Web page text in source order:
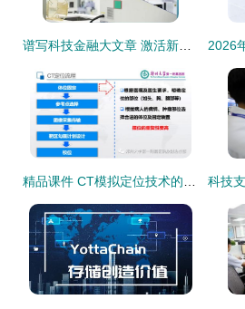
谱写科技金融大文章 激活新质生产力澎湃动能
精品课件 CT模拟定位技术的质量控制与信息技术咨询服务